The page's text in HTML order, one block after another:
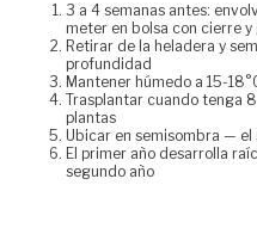
3 a 4 semanas antes:
meter en bolsa con cierre
Retirar de la heladera y
profundidad
Mantener húmedo a 15-
Trasplantar cuando tenga
plantas
Ubicar en semisombra —
El primer año desarrolla
segundo año